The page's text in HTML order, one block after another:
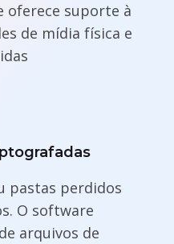
oferece suporte à
de mídia física e
pastas perdidos
O software
arquivos de